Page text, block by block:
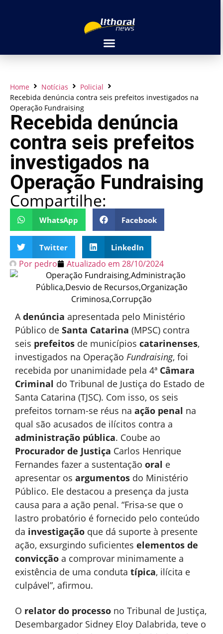
Home Notícias
Policial
Recebida denúncia contra seis prefeitos investigados na
Operação Fundraising
Recebida denúncia
contra seis prefeitos
investigados na
Operação Fundraising
Compartilhe:
WhatsApp Facebook
Twitter LinkedIn
Por pedro Atualizado em 28/10/2024
Adenúncia apresentada pelo Ministério
Público de Santa Catarina (MPSC) contra
seis prefeitos de municípios catarinenses,
investigados na Operação Fundraising, foi
recebida por unanimidade pela 4ª Câmara
Criminal do Tribunal de Justiça do Estado de
Santa Catarina (TJSC). Com isso, os seis
prefeitos tornam-se réus na ação penal na
qual são acusados de ilícitos contra a
administração pública. Coube ao
Procurador de Justiça Carlos Henrique
Fernandes fazer a sustentação oral e
apresentar os argumentos do Ministério
Público. Ele destacou a presença da justa
causa para a ação penal. “Frisa-se que o
lastro probatório é fornecido pelo conteúdo
da investigação que dá suporte à presente
ação, exsurgindo suficientes elementos de
convicção a comprovar minimamente a
existência de uma conduta típica, ilícita e
culpável”, afirmou.
O relator do processo no Tribunal de Justiça,
Desembargador Sidney Eloy Dalabrida, teve o